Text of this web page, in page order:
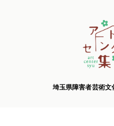
埼玉県障害者芸術